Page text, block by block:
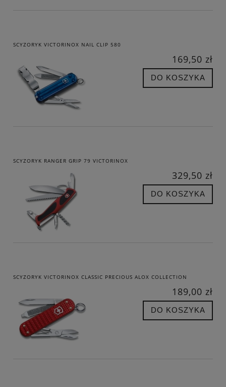
SCYZORYK VICTORINOX NAIL CLIP 580
169,50 zł
DO KOSZYKA
SCYZORYK RANGER GRIP 79 VICTORINOX
329,50 zł
DO KOSZYKA
SCYZORYK VICTORINOX CLASSIC PRECIOUS ALOX COLLECTION
189,00 zł
DO KOSZYKA